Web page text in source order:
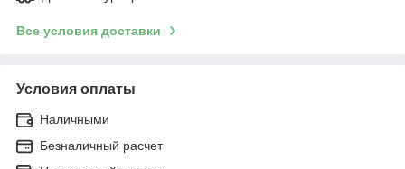
Все условия доставки
Условия оплаты
Наличными
Безналичный расчет